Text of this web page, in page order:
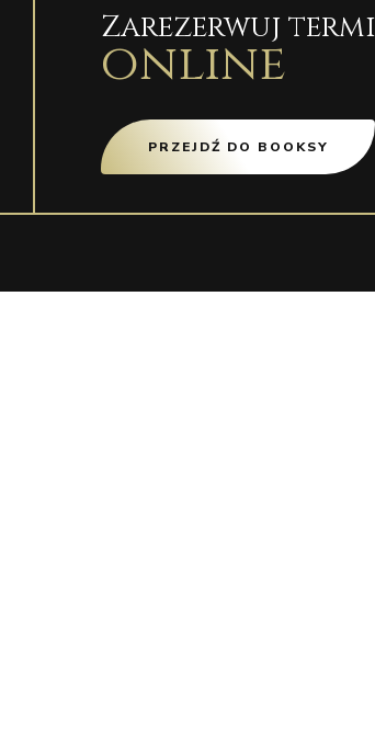
Zarezerwuj
online
PRZEJDŹ DO BOOKSY